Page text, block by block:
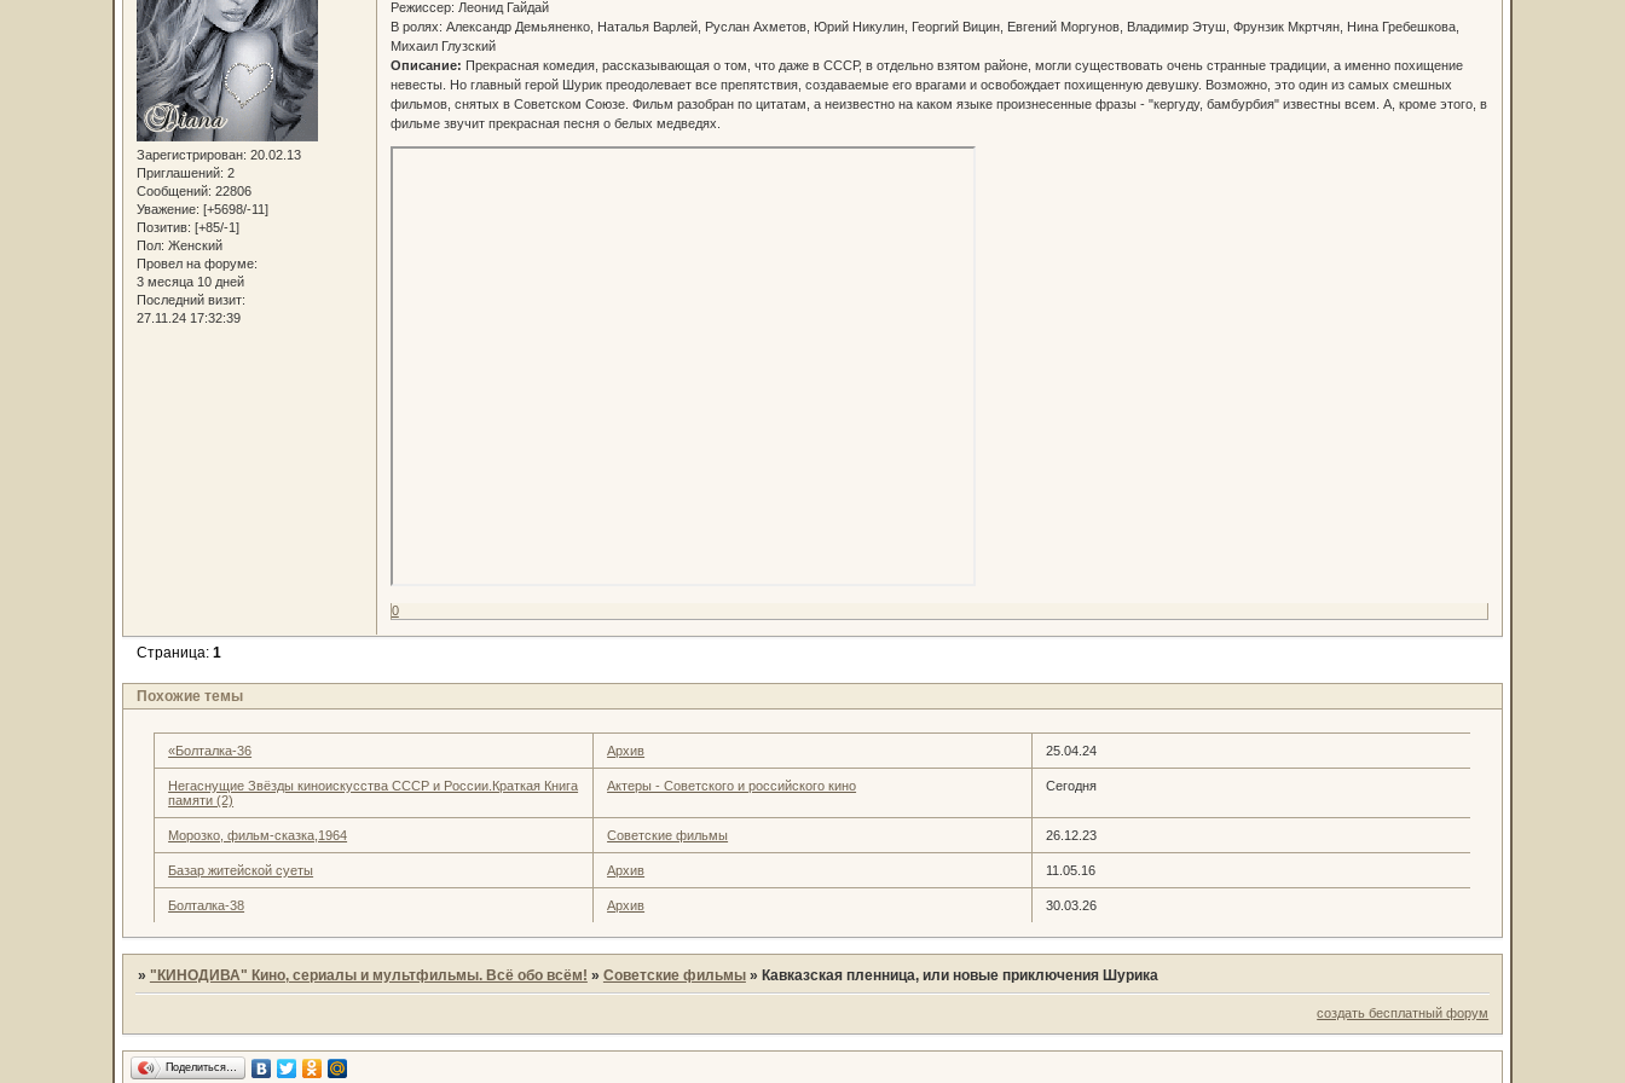
Зарегистрирован: 20.02.13
Приглашений: 2
Сообщений: 22806
Уважение: [+5698/-11]
Позитив: [+85/-1]
Пол: Женский
Провел на форуме:
3 месяца 10 дней
Последний визит:
27.11.24 17:32:39
Режиссер: Леонид Гайдай
В ролях: Александр Демьяненко, Наталья Варлей, Руслан Ахметов, Юрий Никулин, Георгий Вицин, Евгений Моргунов, Владимир Этуш, Фрунзик Мкртчян, Нина Гребешкова,
Михаил Глузский
Описание: Прекрасная комедия, рассказывающая о том, что даже в СССР, в отдельно взятом районе, могли существовать очень странные традиции, а именно похищение
невесты. Но главный герой Шурик преодолевает все препятствия, создаваемые его врагами и освобождает похищенную девушку. Возможно, это один из самых смешных
фильмов, снятых в Советском Союзе. Фильм разобран по цитатам, а неизвестно на каком языке произнесенные фразы - "кергуду, бамбурбия" известны всем. А, кроме этого, в
фильме звучит прекрасная песня о белых медведях.
0
Страница: 1
Похожие темы
«Болталка-36 Архив 25.04.24
Негаснущие Звёзды киноискусства СССР и России.Краткая Книга
памяти (2)
Актеры - Советского и российского кино Сегодня
Морозко, фильм-сказка,1964 Советские фильмы 26.12.23
Базар житейской суеты Архив 11.05.16
Болталка-38 Архив 30.03.26
» "КИНОДИВА" Кино, сериалы и мультфильмы. Всё обо всём! » Советские фильмы » Кавказская пленница, или новые приключения Шурика
создать бесплатный форум
Поделиться…